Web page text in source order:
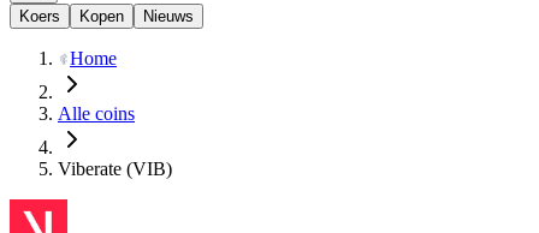
Koers Kopen Nieuws
Home
Alle coins
Viberate (VIB)